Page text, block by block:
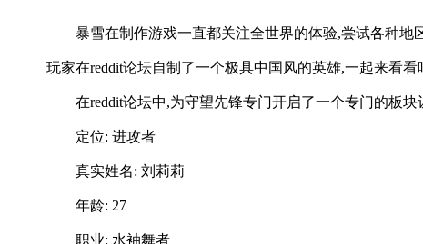
暴雪在制作游戏一直都关注全世界的体验,尝试各种
玩家在reddit论坛自制了一个极具中国风的英雄,一起来看看
在reddit论坛中,为守望先锋专门开启了一个专门的板
定位: 进攻者
真实姓名: 刘莉莉
年龄: 27
职业: 水袖舞者